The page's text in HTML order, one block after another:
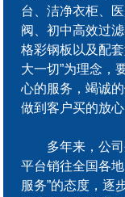
台、洁净衣柜、
阀、初中高效过
格彩钢板以及配
大一切”为理念，
心的服务，竭诚
做到客户买的放心
多年来，公司
平台销往全国各
服务”的态度，逐